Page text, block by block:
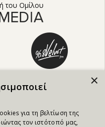
του Ομίλου
×
για τη βελτίωση της
τον ιστότοπό μας,